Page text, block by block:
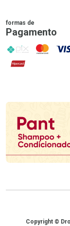
formas de
Pagamento
PIX MasterCard
Hipercard
CopyrightCopyright ©